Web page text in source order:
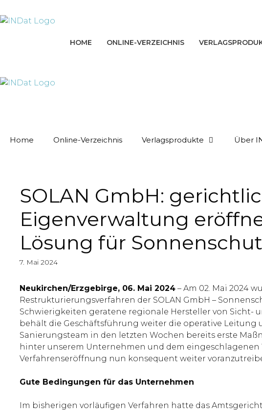
Inhalt
HOME ONLINE-VERZEICHNIS
Home Online-Verzeichnis Verlagsprodukte Über
SOLAN GmbH:
Eigenverwaltung
Lösung für
7. Mai 2024
Neukirchen/Erzgebirge, 06. Mai 2024 – Am 02. Mai 2024
Restrukturierungsverfahren der SOLAN GmbH –
Schwierigkeiten geratene regionale Hersteller von Sicht-
behält die Geschäftsführung weiter die operative
Sanierungsteam in den letzten Wochen bereits erste
hinter unserem Unternehmen und dem eingeschlagenen
Verfahrenseröffnung nun konsequent weiter
Gute Bedingungen für das Unternehmen
Im bisherigen vorläufigen Verfahren hatte das